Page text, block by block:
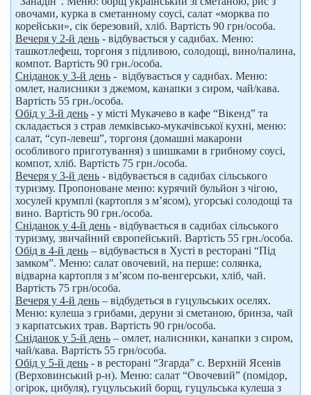
овочами, курка в сметанному соусі, салат «морква по
корейськи», сік березовий, хліб. Вартість 90 грн/особа.
Вечеря у 2-й день - відбувається у садибах. Меню:
ташкотлефеш, торгоня з підливою, солодощі, вино/палина,
компот. Вартість 90 грн./особа.
Сніданок у 3-й день - відбувається у садибах. Меню:
омлет, налисники з джемом, канапки з сиром, чай/кава.
Вартість 55 грн./особа.
Обід у 3-й день - у місті Мукачево в кафе “Вікенд” та
складається з страв лемківсько-мукачівської кухні, меню:
салат, “суп-левеш”, торгоня (домашні макарони
особливого приготування) з шишками в грибному соусі,
компот, хліб. Вартість 75 грн./особа.
Вечеря у 3-й день - відбувається в садибах сільського
туризму. Пропоноване меню: курячий бульйон з чігою,
хосулей крумплі (картопля з м’ясом), угорські солодощі та
вино. Вартість 90 грн./особа.
Сніданок у 4-й день - відбувається в садибах сільського
туризму, звичайний європейський. Вартість 55 грн./особа.
Обід в 4-й день – відбувається в Хусті в ресторані “Під
замком”. Меню: салат овочевий, на перше: солянка,
відварна картопля з м’ясом по-венгерськи, хліб, чай.
Вартість 75 грн/особа.
Вечеря у 4-й день – відбудеться в гуцульських оселях.
Меню: кулеша з грибами, деруни зі сметаною, бринза, чай
з карпатських трав. Вартість 90 грн/особа.
Сніданок у 5-й день – омлет, налисники, канапки з сиром,
чай/кава. Вартість 55 грн/особа.
Обід у 5-й день - в ресторані “Згарда” с. Верхній Ясенів
(Верховинський р-н). Меню: салат “Овочевий” (помідор,
огірок, цибуля), гуцульський борщ, гуцульська кулеша з